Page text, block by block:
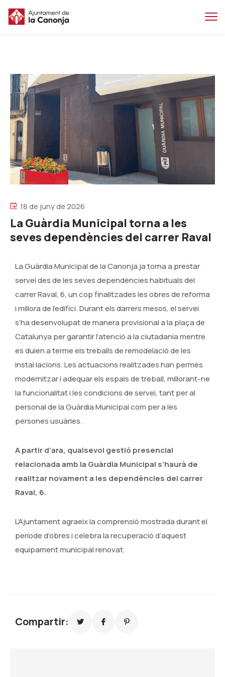
Salta
al
contingut
Salta
la
18 de juny de 2026
La Guàrdia Municipal torna a les
seves dependències del carrer Raval
La Guàrdia Municipal de la Canonja ja torna a prestar
servei des de les seves dependències habituals del
carrer Raval, 6, un cop finalitzades les obres de reforma
i millora de l’edifici. Durant els darrers mesos, el servei
s’ha desenvolupat de manera provisional a la plaça de
Catalunya per garantir l’atenció a la ciutadania mentre
es duien a terme els treballs de remodelació de les
instal·lacions. Les actuacions realitzades han permès
modernitzar i adequar els espais de treball, millorant-ne
la funcionalitat i les condicions de servei, tant per al
personal de la Guàrdia Municipal com per a les
persones usuàries.
A partir d’ara, qualsevol gestió presencial
relacionada amb la Guàrdia Municipal s’haurà de
realitzar novament a les dependències del carrer
Raval, 6.
L’Ajuntament agraeix la comprensió mostrada durant el
període d’obres i celebra la recuperació d’aquest
equipament municipal renovat.
Compartir: